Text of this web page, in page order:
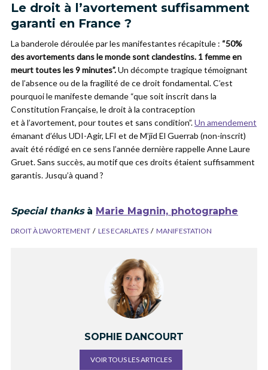
Le droit à l’avortement suffisamment
garanti en France ?
La banderole déroulée par les manifestantes récapitule : “50%
des avortements dans le monde sont clandestins. 1 femme en
meurt toutes les 9 minutes”.Un décompte tragique témoignant
de l’absence ou de la fragilité de ce droit fondamental. C’est
pourquoi le manifeste demande “que soit inscrit dans la
Constitution Française, le droit à la contraception
et à l’avortement, pour toutes et sans condition”.Un amendement
émanant d’élus UDI-Agir, LFI et de M’jid El Guerrab (non-inscrit)
avait été rédigé en ce sens l’année dernière rappelle Anne Laure
Gruet. Sans succès, au motif que ces droits étaient suffisamment
garantis. Jusqu’à quand ?
Special thanksà Marie Magnin, photographe
DROIT À L'AVORTEMENT LES ECARLATES MANIFESTATION
SOPHIE DANCOURT
VOIR TOUS LES ARTICLES